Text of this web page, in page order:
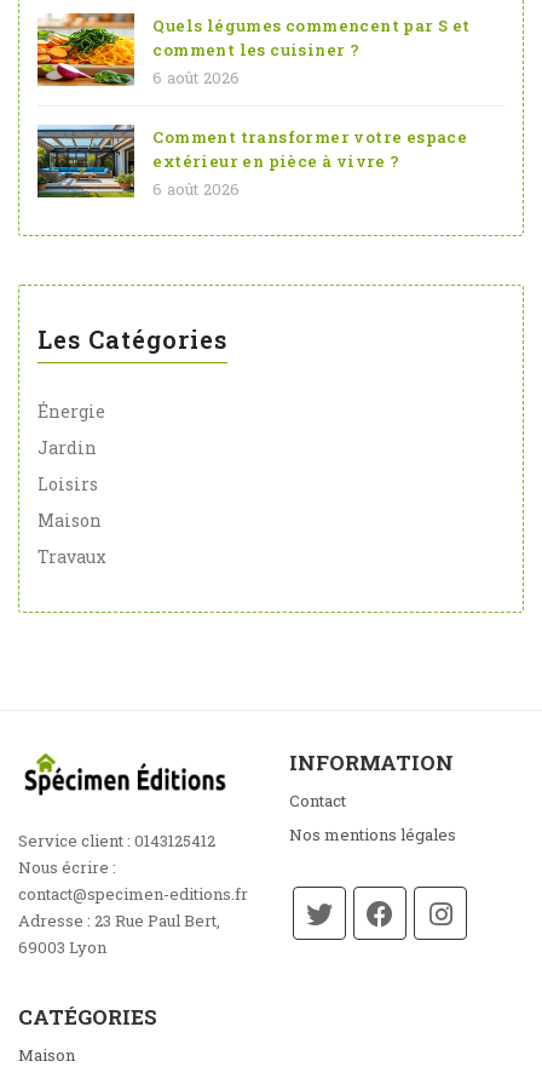
Quels légumes commencent par S et
comment les cuisiner ?
6 août 2026
Comment transformer votre espace
extérieur en pièce à vivre ?
6 août 2026
Les Catégories
Énergie
Jardin
Loisirs
Maison
Travaux
Service client : 0143125412
Nous écrire :
contact@specimen-editions.fr
Adresse : 23 Rue Paul Bert,
69003 Lyon
INFORMATION
Contact
Nos mentions légales
CATÉGORIES
Maison